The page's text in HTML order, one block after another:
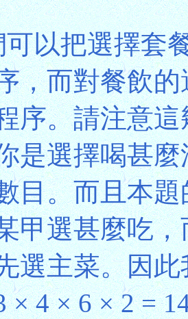
以把選擇套
，而對餐飲
序。請注意
是選擇喝甚
目。而且本
甲選甚麼吃
選主菜。因
× 4 × 6 × 2 =